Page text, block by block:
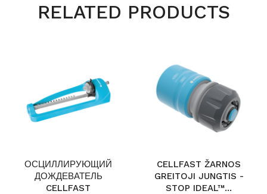
RELATED PRODUCTS
ОСЦИЛЛИРУЮЩИЙ
ДОЖДЕВАТЕЛЬ
CELLFAST
CELLFAST ŽARNOS
GREITOJI JUNGTIS -
STOP IDEAL™...